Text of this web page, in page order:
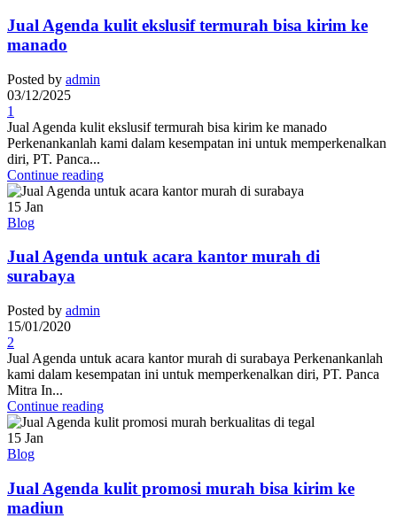
Jual Agenda kulit ekslusif termurah bisa kirim ke
manado
Posted by admin
03/12/2025
1
Jual Agenda kulit ekslusif termurah bisa kirim ke manado
Perkenankanlah kami dalam kesempatan ini untuk memperkenalkan
diri, PT. Panca...
Continue reading
15 Jan
Blog
Jual Agenda untuk acara kantor murah di
surabaya
Posted by admin
15/01/2020
2
Jual Agenda untuk acara kantor murah di surabaya Perkenankanlah
kami dalam kesempatan ini untuk memperkenalkan diri, PT. Panca
Mitra In...
Continue reading
15 Jan
Blog
Jual Agenda kulit promosi murah bisa kirim ke
madiun